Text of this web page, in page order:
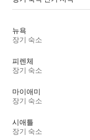
뉴욕
장기 숙소
피렌체
장기 숙소
마이애미
장기 숙소
시애틀
장기 숙소